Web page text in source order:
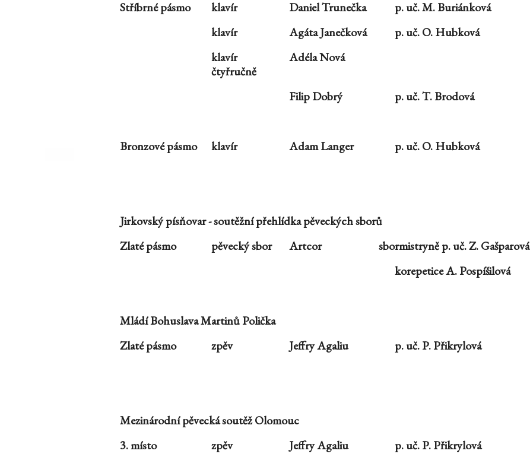
Stříbrné pásmo
klavír Daniel Trunečka
p. uč. M. Buriánková
klavír
Agáta Janečková
p. uč. O. Hubková
klavír
čtyřručně
Adéla Nová
Filip Dobrý p. uč. T. Brodová
Bronzové pásmo klavír Adam Langer p. uč. O. Hubková
Jirkovský písňovar - soutěžní přehlídka pěveckých sborů
Zlaté pásmo
pěvecký sbor Artcor sbormistryně p. uč. Z. Gašparová
korepetice A. Pospíšilová
Mládí Bohuslava Martinů Polička
Zlaté pásmo
zpěv Jeffry Agaliu p. uč. P. Přikrylová
Mezinárodní pěvecká soutěž Olomouc
3. místo
zpěv Jeffry Agaliu p. uč. P. Přikrylová